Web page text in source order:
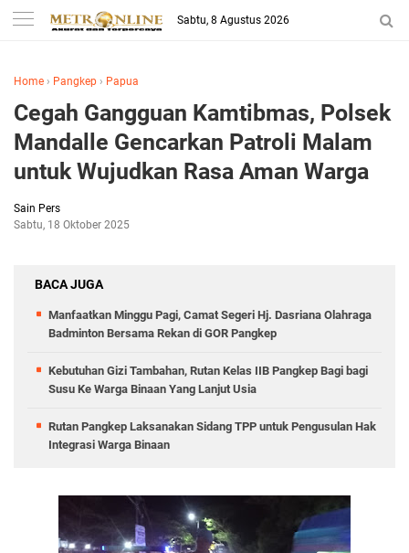
Sabtu, 8 Agustus 2026
Home › Pangkep › Papua
Cegah Gangguan Kamtibmas, Polsek
Mandalle Gencarkan Patroli Malam
untuk Wujudkan Rasa Aman Warga
Sain Pers
Sabtu, 18 Oktober 2025
BACA JUGA
Manfaatkan Minggu Pagi, Camat Segeri Hj. Dasriana Olahraga
Badminton Bersama Rekan di GOR Pangkep
Kebutuhan Gizi Tambahan, Rutan Kelas IIB Pangkep Bagi bagi
Susu Ke Warga Binaan Yang Lanjut Usia
Rutan Pangkep Laksanakan Sidang TPP untuk Pengusulan Hak
Integrasi Warga Binaan